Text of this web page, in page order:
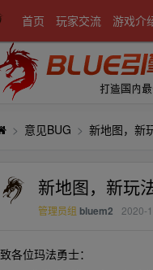
首页 玩家交流 游戏介
意见BUG 新地图，新
新地图，新玩
管理员组 bluem2 2020-
致各位玛法勇士：